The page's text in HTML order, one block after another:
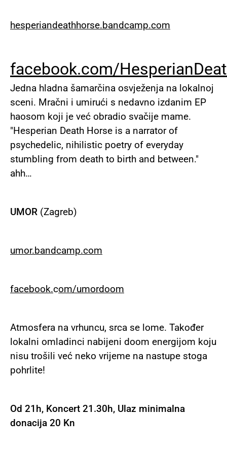
hesperiandeathhorse.bandcamp.com
facebook.com/
Jedna hladna šamarčina osvježenja na lokalnoj
sceni. Mračni i umirući s nedavno izdanim EP
haosom koji je već obradio svačije mame.
"Hesperian Death Horse is a narrator of
psychedelic, nihilistic poetry of everyday
stumbling from death to birth and between."
ahh…
UMOR (Zagreb)
umor.bandcamp.com
facebook.com/umordoom
Atmosfera na vrhuncu, srca se lome. Također
lokalni omladinci nabijeni doom energijom koju
nisu trošili već neko vrijeme na nastupe stoga
pohrlite!
Od 21h, Koncert 21.30h, Ulaz minimalna
donacija 20 Kn